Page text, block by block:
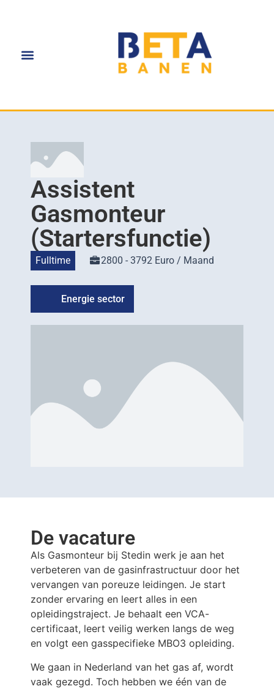
​Assistent
Gasmonteur
(Startersfunctie)
Fulltime 2800 - 3792 Euro / Maand
Energie sector
De vacature
Als Gasmonteur bij Stedin werk je aan het
verbeteren van de gasinfrastructuur door het
vervangen van poreuze leidingen. Je start
zonder ervaring en leert alles in een
opleidingstraject. Je behaalt een VCA-
certificaat, leert veilig werken langs de weg
en volgt een gasspecifieke MBO3 opleiding.
We gaan in Nederland van het gas af, wordt
vaak gezegd. Toch hebben we één van de